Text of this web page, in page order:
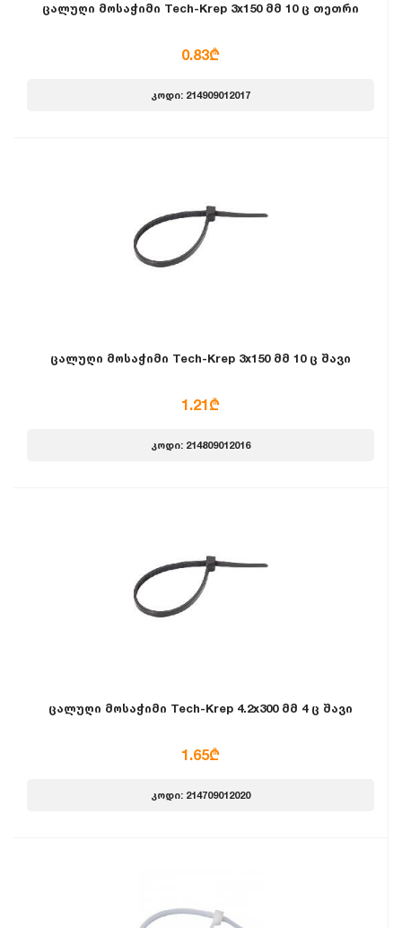
ცალუღი მოსაჭიმი Tech-Krep 3x150 მმ 10 ც თეთრი
0.83₾
კოდი: 214909012017
ცალუღი მოსაჭიმი Tech-Krep 3x150 მმ 10 ც შავი
1.21₾
კოდი: 214809012016
ცალუღი მოსაჭიმი Tech-Krep 4.2x300 მმ 4 ც შავი
1.65₾
კოდი: 214709012020